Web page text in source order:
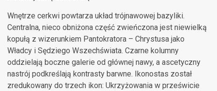
Wnętrze cerkwi powtarza układ trójnawowej bazyliki.
Centralna, nieco obniżona część zwieńczona jest niewielką
kopułą z wizerunkiem Pantokratora – Chrystusa jako
Władcy i Sędziego Wszechświata. Czarne kolumny
oddzielają boczne galerie od głównej nawy, a ascetyczny
nastrój podkreślają kontrasty barwne. Ikonostas został
zredukowany do trzech ikon: Ukrzyżowania w prześwicie